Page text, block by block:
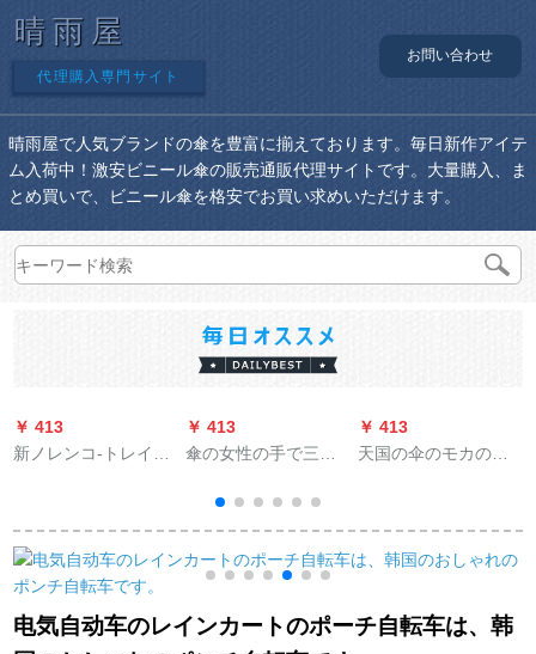
晴雨屋
代理購入専門サイト
お問い合わせ
晴雨屋で人気ブランドの傘を豊富に揃えております。毎日新作アイテ
ム入荷中！激安ビニール傘の販売通販代理サイトです。大量購入、ま
とめ買いで、ビニール傘を格安でお買い求めいただけます。
￥ 413
新ノレンコ-トレイン
レンコ-ト屋外钓り韓
国版ファン透过性超
薄豪雨防止レイント
ラックトラックリン
グM
￥ 413
傘の女性の手で三つ
止ミニパソル男性の
超軽量創意的な顔猫
の黒いゴムの日よけ
の傘ペアの晴雨兼用
傘の大きな顔の猫
￥ 413
天国の伞のモカの人
晴雨兼用伞3313 E薄
い古铜
电気自动车のレインカートのポーチ自転车は、韩